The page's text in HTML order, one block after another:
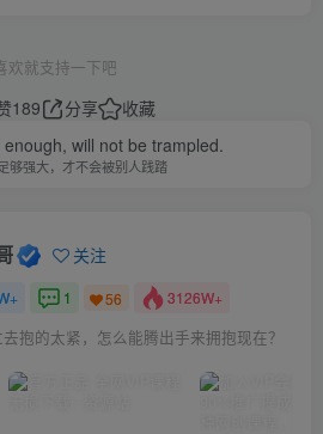
欢就支持一下吧
189 分享
收藏
will not be trampled.
够强大，才不会被别人践踏
关注
1 56 3126W+
抱的太紧，怎么能腾出手来拥抱现在？